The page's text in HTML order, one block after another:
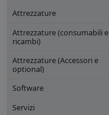
Attrezzature
Attrezzature (consumabili e
ricambi)
Attrezzature (Accessori e
optional)
Software
Servizi